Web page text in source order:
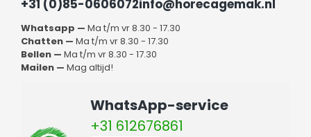
allemaal perfect voor je zullen doen. Met warmtebruggen
zorg je ervoor dat je gasten nog meer genieten van het
eten dat voor je wordt geserveerd. Naast een warmtebrug
voor de horeca vind je in ons assortiment nog meer
producten waarmee etenswaren warm gehouden kunnen
met het maken van een keuze voor het juiste product.
+31 (0)85-0606072info@horecagemak.nl
Whatsapp — Ma t/m vr 8.30 - 17.30
Chatten — Ma t/m vr 8.30 - 17.30
Bellen — Ma t/m vr 8.30 - 17.30
Mailen — Mag altijd!
WhatsApp-service
+31 612676861